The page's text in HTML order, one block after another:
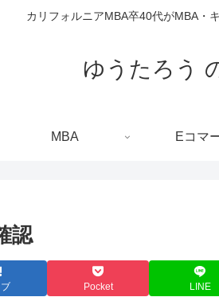
カリフォルニアMBA卒40代がMBA・
ゆうたろう
MBA Eコマ
認
Pocket LINE